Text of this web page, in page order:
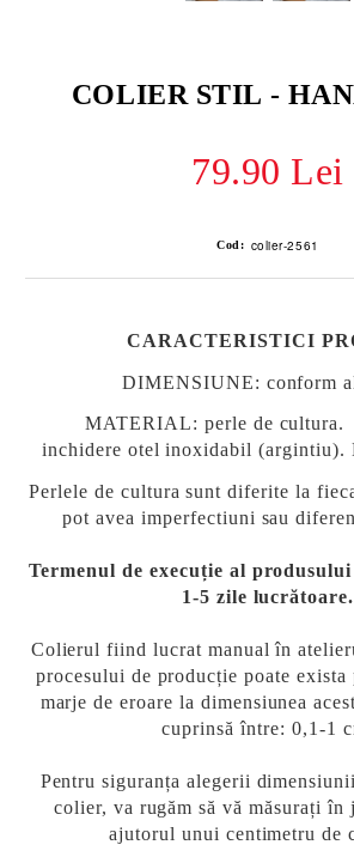
COLIER STIL -
79.90 Lei
Cod: colier-2561
CARACTERISTICI
DIMENSIUNE: conform
MATERIAL: perle de cultura.
inchidere otel inoxidabil (argintiu).
Perlele de cultura sunt diferite la
pot avea imperfectiuni sau
Termenul de execuție al
1-5 zile lucrătoare.
Colierul fiind lucrat manual în
procesului de producție poate exista
marje de eroare la dimensiunea
cuprinsă între: 0,1-1
Pentru siguranța alegerii
colier, va rugăm să vă măsurați în
ajutorul unui centimetru de